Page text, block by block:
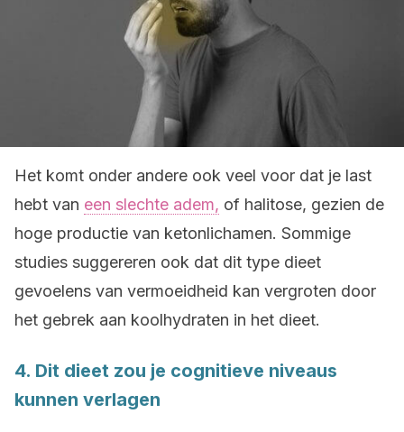
Het komt onder andere ook veel voor dat je last
hebt van een slechte adem, of halitose, gezien de
hoge productie van ketonlichamen. Sommige
studies suggereren ook dat dit type dieet
gevoelens van vermoeidheid kan vergroten door
het gebrek aan koolhydraten in het dieet.
4. Dit dieet zou je cognitieve niveaus
kunnen verlagen